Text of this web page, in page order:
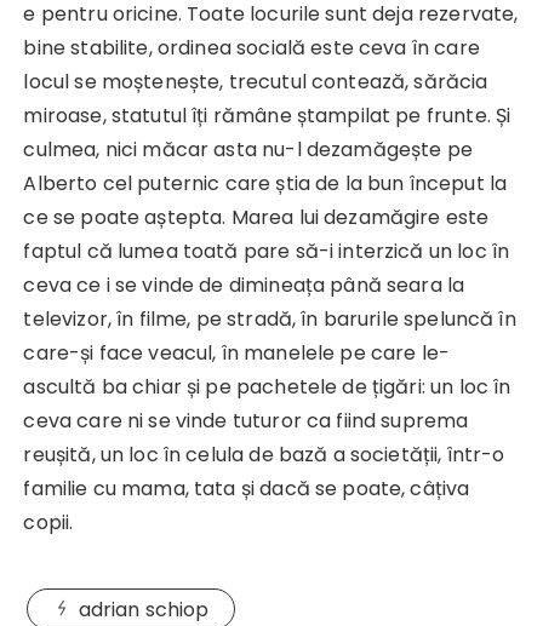
e pentru oricine. Toate locurile sunt deja rezervate,
bine stabilite, ordinea socială este ceva în care
locul se moștenește, trecutul contează, sărăcia
miroase, statutul îți rămâne ștampilat pe frunte. Și
culmea, nici măcar asta nu-l dezamăgește pe
Alberto cel puternic care știa de la bun început la
ce se poate aștepta. Marea lui dezamăgire este
faptul că lumea toată pare să-i interzică un loc în
ceva ce i se vinde de dimineața până seara la
televizor, în filme, pe stradă, în barurile speluncă în
care-și face veacul, în manelele pe care le-
ascultă ba chiar și pe pachetele de țigări: un loc în
ceva care ni se vinde tuturor ca fiind suprema
reușită, un loc în celula de bază a societății, într-o
familie cu mama, tata și dacă se poate, câțiva
copii.
adrian schiop